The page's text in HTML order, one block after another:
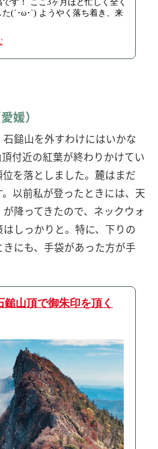
媛）
鎚山を外すわけにはいかな
付近の紅葉が終わりかけてい
を落としました。麓はまだ
以前私が登ったときには、天
降ってきたので、ネックウォ
しっかりと。特に、下りの
にも、手袋があった方が手